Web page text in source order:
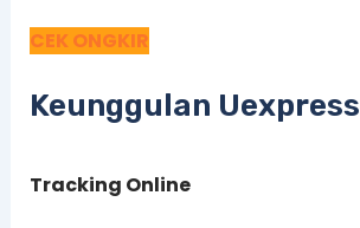
CEK ONGKIR
Keunggulan Uexpress
Tracking Online